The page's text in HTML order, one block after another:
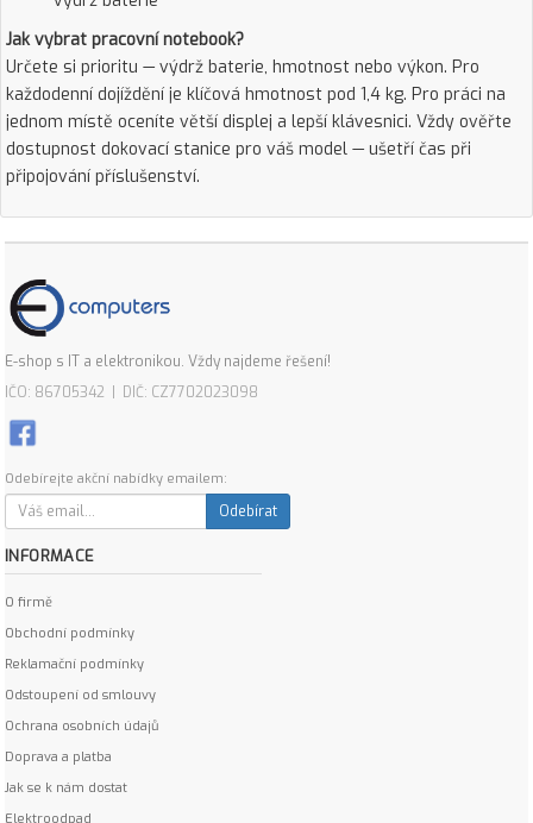
Jak vybrat pracovní notebook?
Určete si prioritu — výdrž baterie, hmotnost nebo výkon. Pro
každodenní dojíždění je klíčová hmotnost pod 1,4 kg. Pro práci na
jednom místě oceníte větší displej a lepší klávesnici. Vždy ověřte
dostupnost dokovací stanice pro váš model — ušetří čas při
připojování příslušenství.
E-shop s IT a elektronikou. Vždy najdeme řešení!
IČO: 86705342 | DIČ: CZ7702023098
Odebírejte akční nabídky emailem:
Odebírat
INFORMACE
O firmě
Obchodní podmínky
Reklamační podmínky
Odstoupení od smlouvy
Ochrana osobních údajů
Doprava a platba
Jak se k nám dostat
Elektroodpad